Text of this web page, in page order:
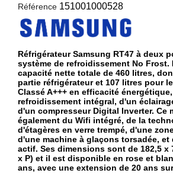
Référence 151001000528
Réfrigérateur Samsung RT47 à deux
système de refroidissement No Frost.
capacité nette totale de 460 litres,
partie réfrigérateur et 107 litres pour
Classé A+++ en efficacité
refroidissement intégral, d'un
d'un compresseur Digital Inverter. Ce
également du Wifi intégré, de la
d'étagères en verre trempé, d'une
d'une machine à glaçons torsadée,
actif. Ses dimensions sont de 182,5 x
x P) et il est disponible en rose et
ans, avec une extension de 20 ans